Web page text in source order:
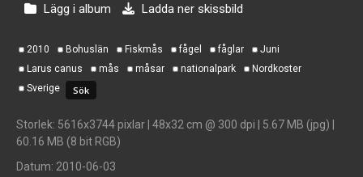
Lägg i album Ladda ner skissbild
2010 Bohuslän Fiskmås fågel fåglar
Juni
Larus canus
mås måsar nationalpark
Nordkoster
Sverige
Storlek: 5616x3744 pixlar | 48x32 cm @ 300 dpi | 5.67 MB (jpg) |
60.16 MB (8 bit RGB)
Datum: 2010-06-03